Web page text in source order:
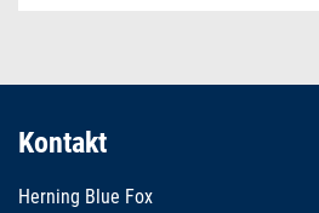
Kontakt
Herning Blue Fox